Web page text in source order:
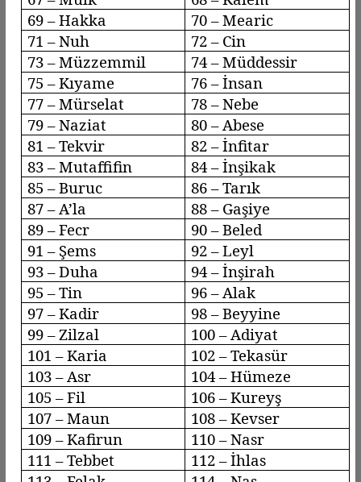
69 – Hakka
70 –Mearic
71 – Nuh
72 – Cin
73 –Müzzemmil 74 –Müddessir
75 –Kıyame
76 – İnsan
77 –Mürselat 78 –Nebe
79 –Naziat
80 – Abese
81 –Tekvir 82 –İnfitar
83 –Mutaffifin 84 –İnşikak
85 –Buruc
86 – Tarık
87 – A’la 88 – Gaşiye
89 –Fecr 90 –Beled
91 – Şems
92 –Leyl
93 –Duha
94 – İnşirah
95 – Tin
96 – Alak
97 – Kadir
98 –Beyyine
99 – Zilzal 100 – Adiyat
101 – Karia
102 –Tekasür
103 – Asr 104 –Hümeze
105 – Fil
106 –Kureyş
107 – Maun
108 – Kevser
109 –Kafirun 110 –Nasr
111 –Tebbet
112 – İhlas